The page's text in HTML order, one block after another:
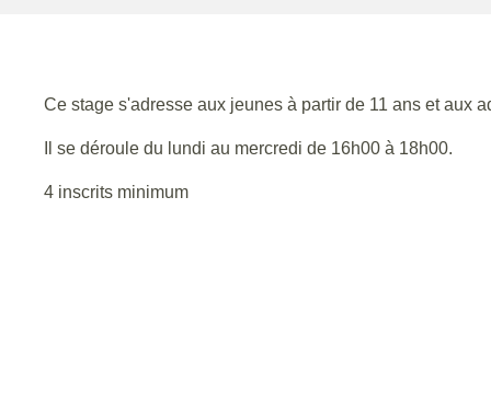
Ce stage s'adresse aux jeunes à partir de 11 ans et aux
Il se déroule du lundi au mercredi de 16h00 à 18h00.
4 inscrits minimum